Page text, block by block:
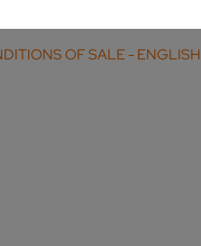
– DEUTSCH
OF SALE - ENGLISH